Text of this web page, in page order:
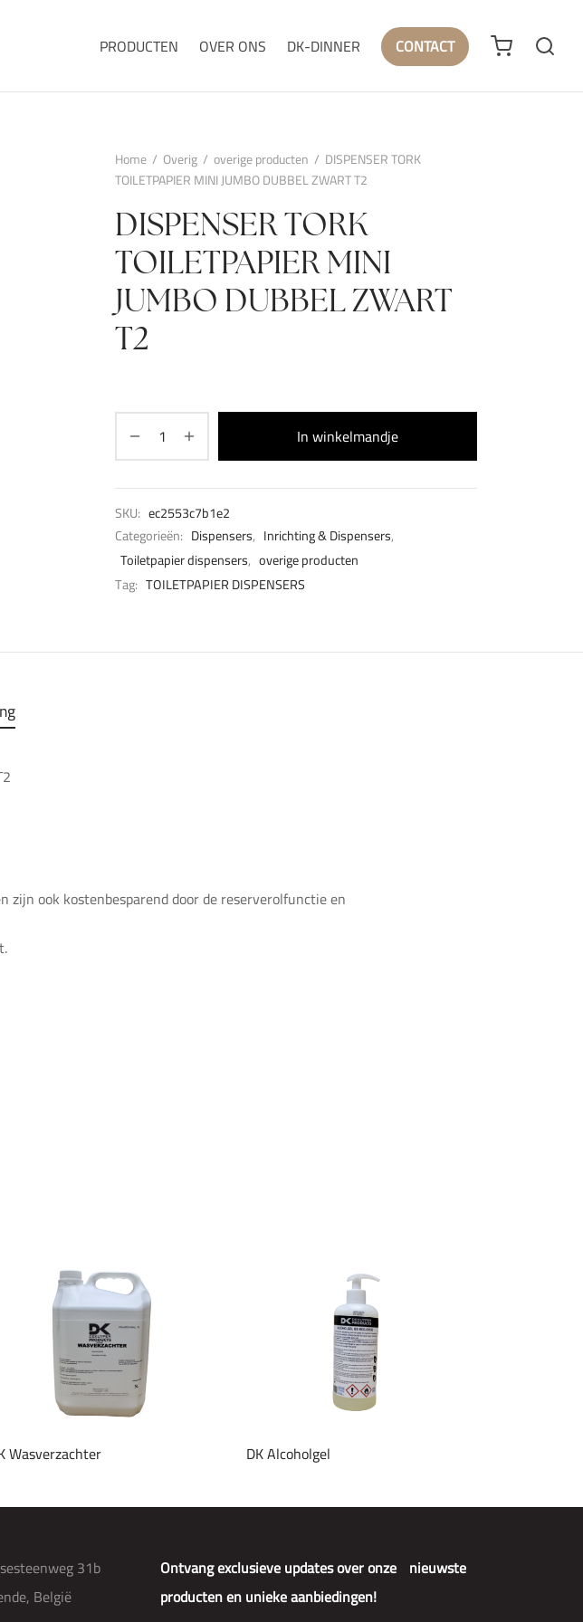
PRODUCTEN OVER ONS DK-DINNER CONTACT
Home / Overig / overige producten / DISPENSER TORK
TOILETPAPIER MINI JUMBO DUBBEL ZWART T2
DISPENSER TORK
TOILETPAPIER MINI
JUMBO DUBBEL ZWART
T2
In winkelmandje
SKU: ec2553c7b1e2
Categorieën: Dispensers, Inrichting & Dispensers,
Toiletpapier dispensers, overige producten
Tag: TOILETPAPIER DISPENSERS
zijn ook kostenbesparend door de reserverolfunctie en
Wasverzachter DK Alcoholgel
Ontvang exclusieve updates over onze nieuwste
producten en unieke aanbiedingen!
31b
België